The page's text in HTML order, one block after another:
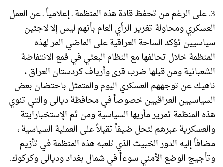
3. على الرغم من تحفظ قادة هذه المنظمة ـ إعلامياً ـ عن العمل
العسكري ومحاولة تغرير الرأي العام بأنهم ليس إلا لاجئين
سياسيين تؤكد الساحة العراقية على الماضي المر لهذه
المنظمة خلال تحالفها مع النظام البعثي في قمع الانتفاضة
الشعبانية ومن قبلها ضرب قرى وأرياف كردستان العراق ،
ناهيك عن توجههم العسكري اليوم والمتمثل باحتضان بعض
السياسيين العراقيين خصوصاً في محافظة ديالى والتي تنوي
هذه المنظمة تمرير مأربها السياسية ومن ثم الإستخبارايتة
والعسكرية عبرهم لتحل ضيفاً ثقيلاً على العملية السياسية ،
مضافاً إليه الدور الخبيث الذي تلعبه هذه المنظمة في تأزيم
وتأجيج الوضع الأمني سوءاً في شمال بغداد وديالى وكركوك.